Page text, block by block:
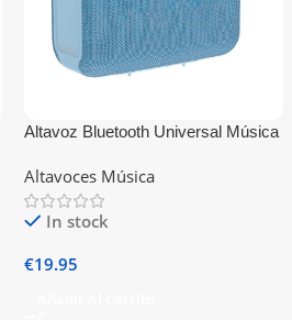
Altavoz Bluetooth Universal Música
Altavoces Música
In stock
€19.95